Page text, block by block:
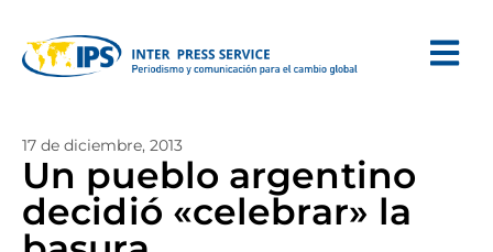
17 de diciembre, 2013
Un pueblo argentino
decidió «celebrar» la